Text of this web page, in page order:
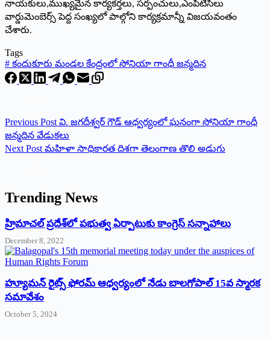
నాయకులు,ముఖ్యమైన కార్యకర్తలు, సర్పంచులు,ఎంపీటీసీలు
వార్డుమెంబెర్స్ పెద్ద సంఖ్యలో పాల్గోని కార్యక్రమాన్నీ విజయవంతం
చేశారు.
Tags
# కందుకూరు మండల కేంద్రంలో సోనియా గాంధీ జన్మదిన
Previous Post వి. జగదీశ్వర్ గౌడ్ ఆధ్వర్యంలో ఘనంగా సోనియా గాంధీ
జన్మదిన వేడుకలు
Next Post మహిళా సాధికారత దిశగా తెలంగాణ తొలి అడుగు
Trending News
‌హ్రిమాచల్‌ ‌ప్రదేశ్‌లో పభుత్వ ఏర్పాటుకు కాంగ్రెస్‌ ‌సన్నాహాలు
December 8, 2022
హ్యూమన్‌ రైట్స్‌ ఫోరమ్‌ ఆధ్వర్యంలో నేడు బాలగోపాల్‌ 15వ స్మారక
సమావేశం
October 5, 2024